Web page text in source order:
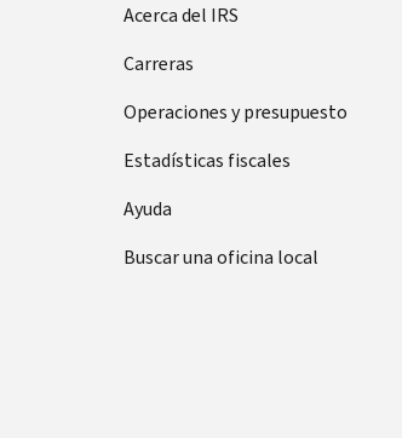
Acerca del IRS
Carreras
Operaciones y presupuesto
Estadísticas fiscales
Ayuda
Buscar una oficina local